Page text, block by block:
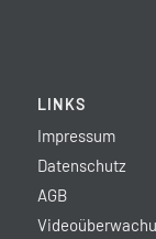
LINKS
Impressum
Datenschutz
AGB